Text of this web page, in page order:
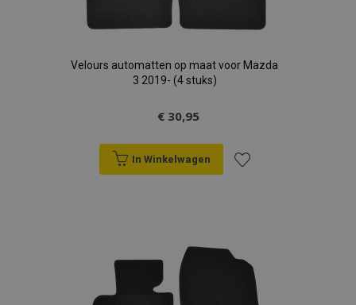
Velours automatten op maat voor Mazda
3 2019- (4 stuks)
€ 30,95
In Winkelwagen
aan
verlanglijst